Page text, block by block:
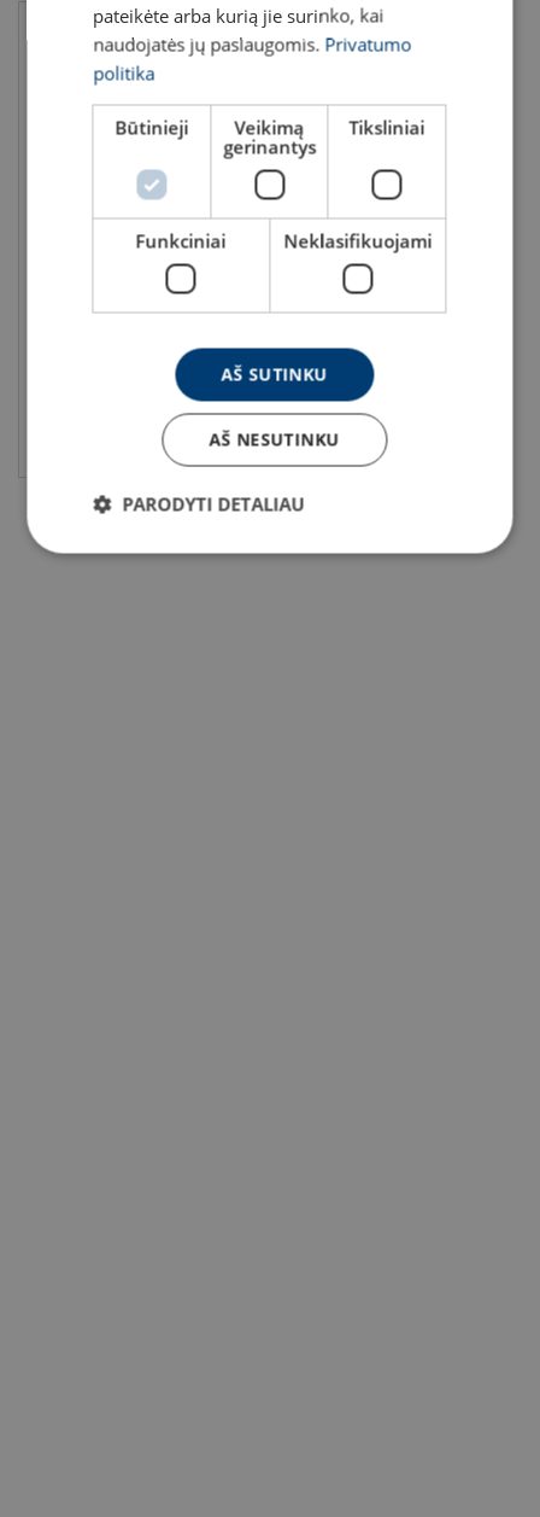
Virvė Dyneema® DYNICE 78
Peržiūrėti produktą
pateikėte arba kurią jie surinko, kai
naudojatės jų paslaugomis. Privatumo
politika
Būtinieji
Veikimą
gerinantys
Tiksliniai
Funkciniai Neklasifikuojami
AŠ SUTINKU
AŠ NESUTINKU
PARODYTI DETALIAU